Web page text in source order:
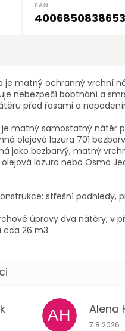
EAN
4006850838653
je matný ochranný vrchní
nebezpečí bobtnání a
před řasami a
je matný samostatný nátěr
olejová lazura 701
jako bezbarvý, matný
lazura nebo Osmo
střešní podhledy,
úpravy dva nátěry, v
cca 26 m3
5 z 5 hvězdiček.
AH Alena
7.8.2026